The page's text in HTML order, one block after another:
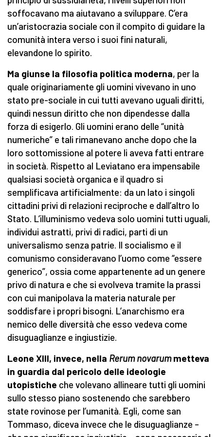
soffocavano ma aiutavano a sviluppare. C’era
un’aristocrazia sociale con il compito di guidare la
comunità intera verso i suoi fini naturali,
elevandone lo spirito.
Ma giunse la filosofia politica moderna, per la
quale originariamente gli uomini vivevano in uno
stato pre-sociale in cui tutti avevano uguali diritti,
quindi nessun diritto che non dipendesse dalla
forza di esigerlo. Gli uomini erano delle “unità
numeriche” e tali rimanevano anche dopo che la
loro sottomissione al potere li aveva fatti entrare
in società. Rispetto al Leviatano era impensabile
qualsiasi società organica e il quadro si
semplificava artificialmente: da un lato i singoli
cittadini privi di relazioni reciproche e dall’altro lo
Stato. L’illuminismo vedeva solo uomini tutti uguali,
individui astratti, privi di radici, parti di un
universalismo senza patrie. Il socialismo e il
comunismo consideravano l’uomo come “essere
generico”, ossia come appartenente ad un genere
privo di natura e che si evolveva tramite la prassi
con cui manipolava la materia naturale per
soddisfare i propri bisogni. L’anarchismo era
nemico delle diversità che esso vedeva come
disuguaglianze e ingiustizie.
Leone XIII, invece, nella Rerum novarummetteva
in guardia dal pericolo delle ideologie
utopistiche che volevano allineare tutti gli uomini
sullo stesso piano sostenendo che sarebbero
state rovinose per l’umanità. Egli, come san
Tommaso, diceva invece che le disuguaglianze –